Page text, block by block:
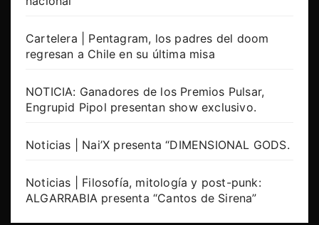
Cartelera | Pentagram, los padres del doom
regresan a Chile en su última misa
NOTICIA: Ganadores de los Premios Pulsar,
Engrupid Pipol presentan show exclusivo.
Noticias | Nai’X presenta “DIMENSIONAL GODS.
Noticias | Filosofía, mitología y post-punk:
ALGARRABIA presenta “Cantos de Sirena”